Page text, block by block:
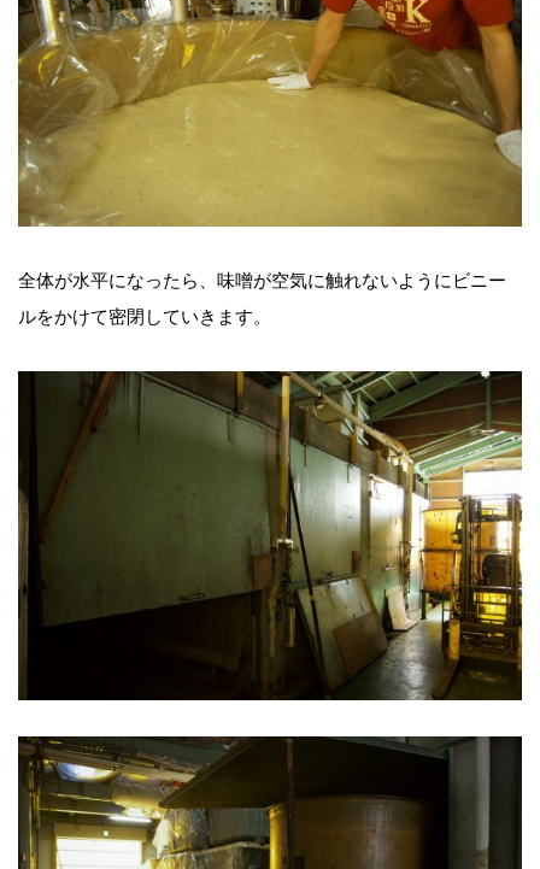
全体が水平になったら、味噌が空気に触れないようにビニー
ルをかけて密閉していきます。